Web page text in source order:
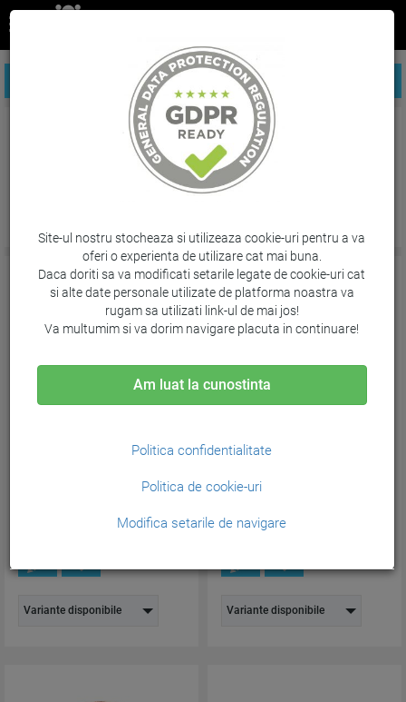
FILTREAZA PRODUSE
Variante disponibile
Cod produs:
105,23
Variante disponibile
Site-ul nostru stocheaza si utilizeaza cookie-uri pentru a va
oferi o experienta de utilizare cat mai buna.
Daca doriti sa va modificati setarile legate de cookie-uri cat
si alte date personale utilizate de platforma noastra va
rugam sa utilizati link-ul de mai jos!
Va multumim si va dorim navigare placuta in continuare!
Am luat la cunostinta
Politica confidentialitate
Politica de cookie-uri
Modifica setarile de navigare